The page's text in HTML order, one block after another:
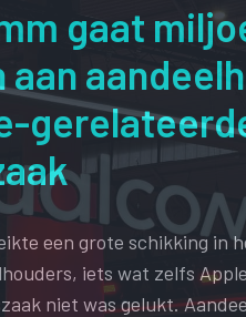
gaat
aan
een grote schikking in
iets wat zelfs
niet was gelukt.